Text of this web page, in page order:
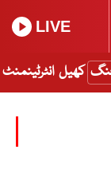
LIVE
جنگ کھیل انٹرٹینمنٹ